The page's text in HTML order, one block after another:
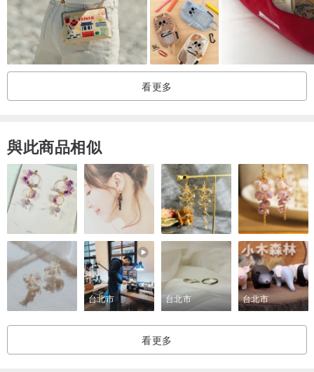
看更多
與此商品相似
台北市 台北市 台北市
看更多